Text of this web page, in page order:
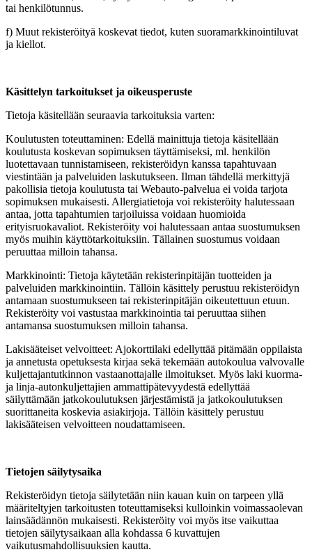
tai henkilötunnus.
f) Muut rekisteröityä koskevat tiedot, kuten suoramarkkinointiluvat
ja kiellot.
Käsittelyn tarkoitukset ja oikeusperuste
Tietoja käsitellään seuraavia tarkoituksia varten:
Koulutusten toteuttaminen: Edellä mainittuja tietoja käsitellään
koulutusta koskevan sopimuksen täyttämiseksi, ml. henkilön
luotettavaan tunnistamiseen, rekisteröidyn kanssa tapahtuvaan
viestintään ja palveluiden laskutukseen. Ilman tähdellä merkittyjä
pakollisia tietoja koulutusta tai Webauto-palvelua ei voida tarjota
sopimuksen mukaisesti. Allergiatietoja voi rekisteröity halutessaan
antaa, jotta tapahtumien tarjoiluissa voidaan huomioida
erityisruokavaliot. Rekisteröity voi halutessaan antaa suostumuksen
myös muihin käyttötarkoituksiin. Tällainen suostumus voidaan
peruuttaa milloin tahansa.
Markkinointi: Tietoja käytetään rekisterinpitäjän tuotteiden ja
palveluiden markkinointiin. Tällöin käsittely perustuu rekisteröidyn
antamaan suostumukseen tai rekisterinpitäjän oikeutettuun etuun.
Rekisteröity voi vastustaa markkinointia tai peruuttaa siihen
antamansa suostumuksen milloin tahansa.
Lakisääteiset velvoitteet: Ajokorttilaki edellyttää pitämään oppilaista
ja annetusta opetuksesta kirjaa sekä tekemään autokoulua valvovalle
kuljettajantutkinnon vastaanottajalle ilmoitukset. Myös laki kuorma-
ja linja-autonkuljettajien ammattipätevyydestä edellyttää
säilyttämään jatkokoulutuksen järjestämistä ja jatkokoulutuksen
suorittaneita koskevia asiakirjoja. Tällöin käsittely perustuu
lakisääteisen velvoitteen noudattamiseen.
Tietojen säilytysaika
Rekisteröidyn tietoja säilytetään niin kauan kuin on tarpeen yllä
määriteltyjen tarkoitusten toteuttamiseksi kulloinkin voimassaolevan
lainsäädännön mukaisesti. Rekisteröity voi myös itse vaikuttaa
tietojen säilytysaikaan alla kohdassa 6 kuvattujen
vaikutusmahdollisuuksien kautta.